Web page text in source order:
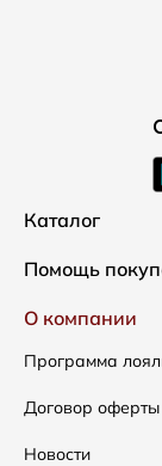
Каталог
Новинки
Одежда
Сумки
Аксессуары
Распродажа
Помощь
Доставка и
Как оформить
Условия
Таблица
О компании
Программа
Договор оферты
Новости